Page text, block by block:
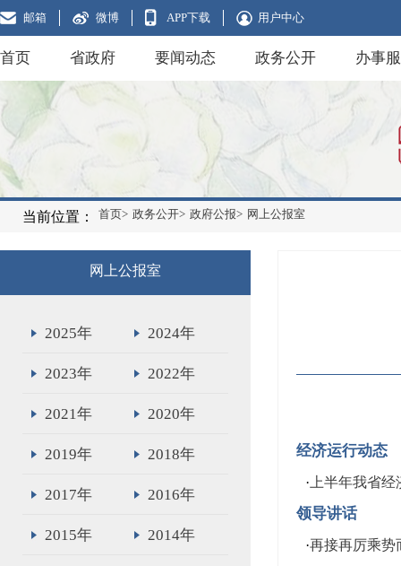
邮箱 微博 APP下载 用户中心
首页 省政府 要闻动态 政务公开 办事
当前位置： 首页> 政务公开> 政府公报> 网上公报室
网上公报室
2025年 2024年
2023年 2022年
2021年 2020年
2019年 2018年
2017年 2016年
2015年 2014年
经济运行动态
· 上半年我省
领导讲话
·再接再厉乘势